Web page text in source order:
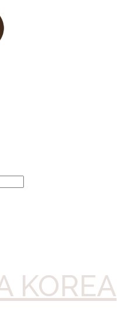
KOREA